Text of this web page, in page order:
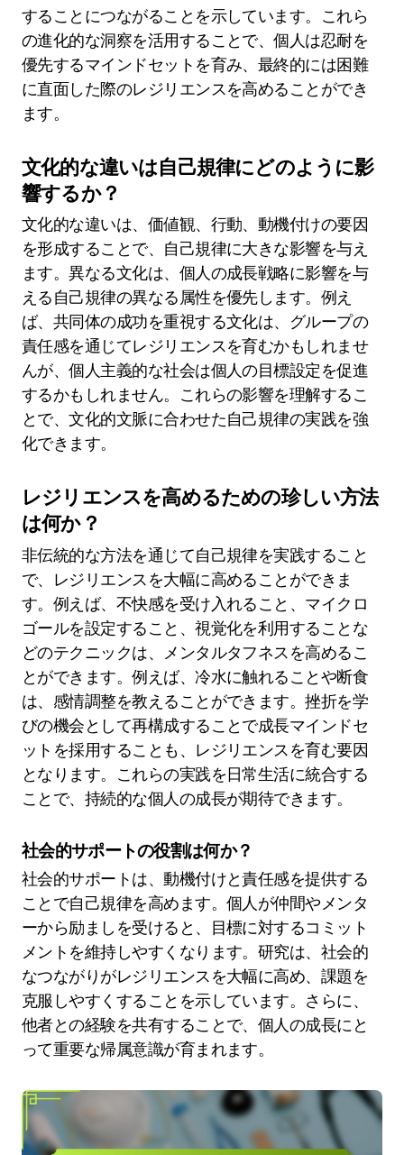
することにつながることを示しています。これら
の進化的な洞察を活用することで、個人は忍耐を
優先するマインドセットを育み、最終的には困難
に直面した際のレジリエンスを高めることができ
ます。
文化的な違いは自己規律にどのように影
響するか？
文化的な違いは、価値観、行動、動機付けの要因
を形成することで、自己規律に大きな影響を与え
ます。異なる文化は、個人の成長戦略に影響を与
える自己規律の異なる属性を優先します。例え
ば、共同体の成功を重視する文化は、グループの
責任感を通じてレジリエンスを育むかもしれませ
んが、個人主義的な社会は個人の目標設定を促進
するかもしれません。これらの影響を理解するこ
とで、文化的文脈に合わせた自己規律の実践を強
化できます。
レジリエンスを高めるための珍しい方法
は何か？
非伝統的な方法を通じて自己規律を実践すること
で、レジリエンスを大幅に高めることができま
す。例えば、不快感を受け入れること、マイクロ
ゴールを設定すること、視覚化を利用することな
どのテクニックは、メンタルタフネスを高めるこ
とができます。例えば、冷水に触れることや断食
は、感情調整を教えることができます。挫折を学
びの機会として再構成することで成長マインドセ
ットを採用することも、レジリエンスを育む要因
となります。これらの実践を日常生活に統合する
ことで、持続的な個人の成長が期待できます。
社会的サポートの役割は何か？
社会的サポートは、動機付けと責任感を提供する
ことで自己規律を高めます。個人が仲間やメンタ
ーから励ましを受けると、目標に対するコミット
メントを維持しやすくなります。研究は、社会的
なつながりがレジリエンスを大幅に高め、課題を
克服しやすくすることを示しています。さらに、
他者との経験を共有することで、個人の成長にと
って重要な帰属意識が育まれます。